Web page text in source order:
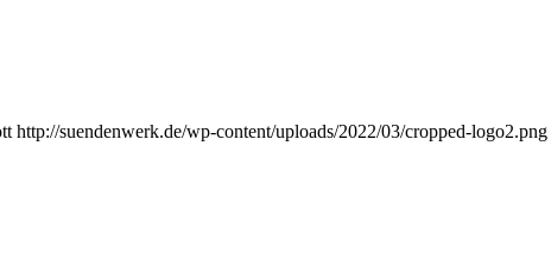
http://suendenwerk.de/wp-content/uploads/2022/03/cropped-logo2.png